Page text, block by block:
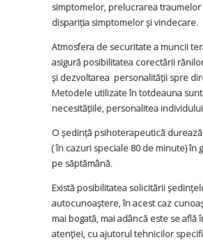
simptomelor, prelucrarea traumelor
dispariția simptomelor și vindecare.
Atmosfera de securitate a muncii
asigură posibilitatea corectării
și dezvoltarea personalității spre
Metodele utilizate în totdeauna
necesitățiile, personalitea
O ședință psihoterapeutică
( în cazuri speciale 80 de minute) în
pe săptămână.
Există posibilitatea solicitării
autocunoaștere, în acest caz
mai bogată, mai adâncă este se află
atenției, cu ajutorul tehnicilor